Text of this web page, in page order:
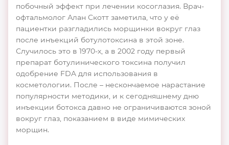
побочный эффект при лечении косоглазия. Врач-
офтальмолог Алан Скотт заметила, что у её
пациентки разгладились морщинки вокруг глаз
после инъекций ботулотоксина в этой зоне.
Случилось это в 1970-х, а в 2002 году первый
препарат ботулинического токсина получил
одобрение FDA для использования в
косметологии. После – нескончаемое нарастание
популярности методики, и к сегодняшнему дню
инъекции ботокса давно не ограничиваются зоной
вокруг глаз, показанием в виде мимических
морщин.